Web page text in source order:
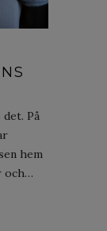
det. På
hem
och…